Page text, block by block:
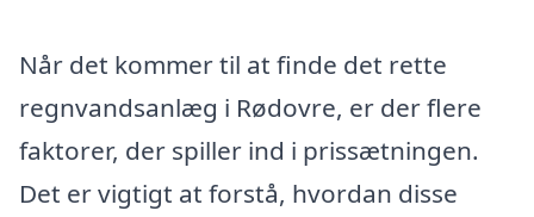
Når det kommer til at finde det rette
regnvandsanlæg i Rødovre, er der flere
faktorer, der spiller ind i prissætningen.
Det er vigtigt at forstå, hvordan disse